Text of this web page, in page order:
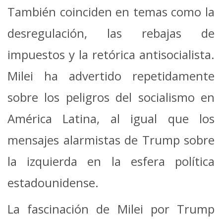
También coinciden en temas como la
desregulación, las rebajas de
impuestos y la retórica antisocialista.
Milei ha advertido repetidamente
sobre los peligros del socialismo en
América Latina, al igual que los
mensajes alarmistas de Trump sobre
la izquierda en la esfera política
estadounidense.
La fascinación de Milei por Trump